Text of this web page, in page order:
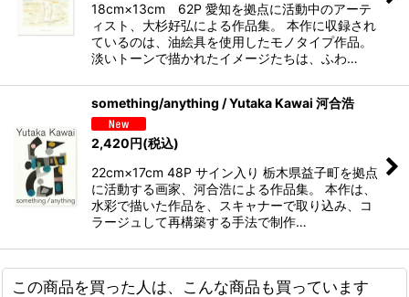
18cm×13cm 62P 愛知を拠点に活動中のアーテ
ィスト、大杉好弘による作品集。 本作に収録され
ているのは、油絵具を使用したモノタイプ作品。
淡いトーンで描かれたイメージたちは、ふわ…
something/anything / Yutaka Kawai 河合浩
2,420円(税込)
22cm×17cm 48P サイン入り 栃木県益子町を拠点
に活動する画家、河合浩による作品集。 本作は、
水彩で描いた作品を、スキャナーで取り込み、コ
ラージュして再構築する手法で制作…
この商品を買った人は、こんな商品も買っています